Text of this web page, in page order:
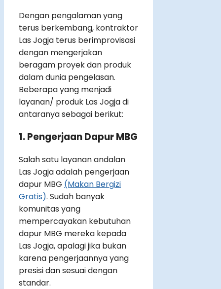
Dengan pengalaman yang
terus berkembang, kontraktor
Las Jogja terus berimprovisasi
dengan mengerjakan
beragam proyek dan produk
dalam dunia pengelasan.
Beberapa yang menjadi
layanan/ produk Las Jogja di
antaranya sebagai berikut:
1. Pengerjaan Dapur MBG
Salah satu layanan andalan
Las Jogja adalah pengerjaan
dapur MBG (Makan Bergizi
Gratis). Sudah banyak
komunitas yang
mempercayakan kebutuhan
dapur MBG mereka kepada
Las Jogja, apalagi jika bukan
karena pengerjaannya yang
presisi dan sesuai dengan
standar.